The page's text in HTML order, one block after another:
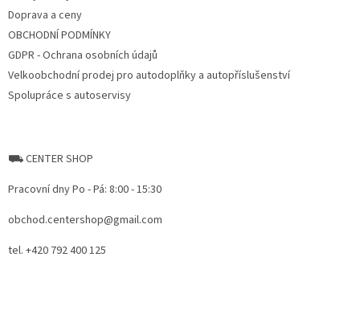
Doprava a ceny
OBCHODNÍ PODMÍNKY
GDPR - Ochrana osobních údajů
Velkoobchodní prodej pro autodoplňky a autopříslušenství
Spolupráce s autoservisy
⛟ CENTER SHOP
Pracovní dny Po - Pá: 8:00 - 15:30
obchod.centershop@gmail.com
tel. +420 792 400 125